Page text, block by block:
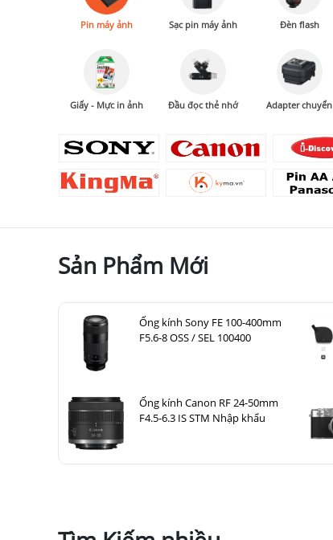
Pin máy ảnh Sạc pin máy ảnh Đèn flash
Giấy - Mực in ảnh Đầu đọc thẻ nhớ Adapter chuyển
Sản Phẩm Mới
Ống kính Sony FE 100-400mm
F5.6-8 OSS / SEL 100400
Ống kính Canon RF 24-50mm
F4.5-6.3 IS STM Nhập khẩu